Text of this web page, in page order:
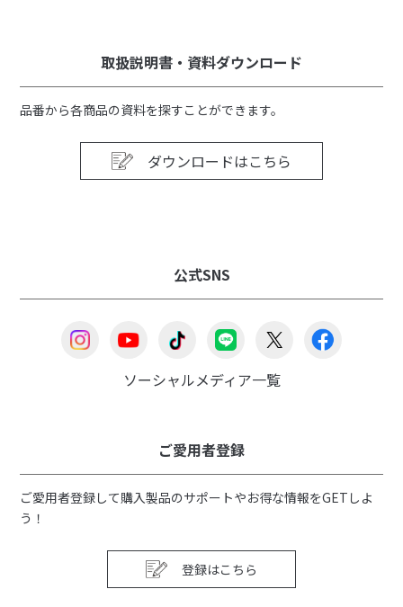
取扱説明書・資料ダウンロード
品番から各商品の資料を探すことができます。
ダウンロードはこちら
公式SNS
ソーシャルメディア一覧
ご愛用者登録
ご愛用者登録して購入製品のサポートやお得な情報をGETしよ
う！
登録はこちら